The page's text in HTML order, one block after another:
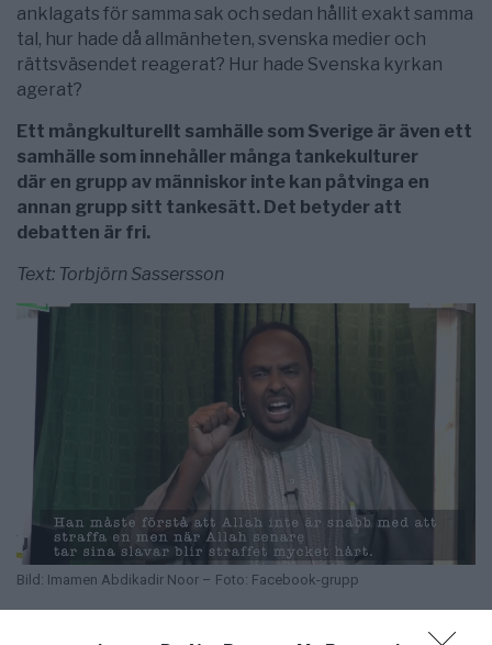
anklagats för samma sak och sedan hållit exakt samma
tal, hur hade då allmänheten, svenska medier och
rättsväsendet reagerat? Hur hade Svenska kyrkan
agerat?
Ett mångkulturellt samhälle som Sverige är även ett
samhälle som innehåller många tankekulturer
där en grupp av människor inte kan påtvinga en
annan grupp sitt tankesätt. Det betyder att
debatten är fri.
Text: Torbjörn Sassersson
Bild: Imamen Abdikadir Noor – Foto: Facebook-grupp